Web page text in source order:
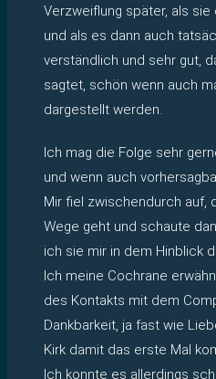
Verzweiflung später, als
und als es dann auch
verständlich und sehr gut,
sagtet, schön wenn auch
dargestellt werden.
Ich mag die Folge sehr
und wenn auch
Mir fiel zwischendurch auf,
Wege geht und schaute
ich sie mir in dem Hinblick
Ich meine Cochrane
des Kontakts mit dem
Dankbarkeit, ja fast wie
Kirk damit das erste Mal
Ich konnte es allerdings